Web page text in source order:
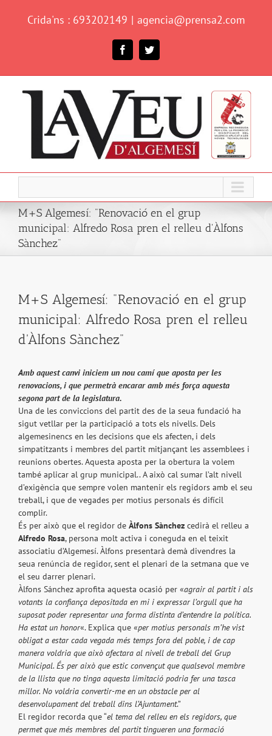
Crida'ns : 693202149 | agencia@prensa2.com
FacebookTwitter
M+S Algemesí: "Renovació en el grup
municipal: Alfredo Rosa pren el relleu d'Àlfons
Sànchez"
M+S Algemesí: "Renovació en el grup
municipal: Alfredo Rosa pren el relleu
d'Àlfons Sànchez"
Amb aquest canvi iniciem un nou camí que aposta per les
renovacions, i que permetrà encarar amb més força aquesta
segona part de la legislatura.
Una de les conviccions del partit des de la seua fundació ha
sigut vetllar per la participació a tots els nivells. Dels
algemesinencs en les decisions que els afecten, i dels
simpatitzants i membres del partit mitjançant les assemblees i
reunions obertes. Aquesta aposta per la obertura la volem
també aplicar al grup municipal.. A això cal sumar l’alt nivell
d’exigència que sempre volen mantenir els regidors amb el seu
treball, i que de vegades per motius personals és difícil
complir.
És per això que el regidor de Àlfons Sànchez cedirà el relleu a
Alfredo Rosa, persona molt activa i coneguda en el teixit
associatiu d’Algemesí. Àlfons presentarà demà divendres la
seua renúncia de regidor, sent el plenari de la setmana que ve
el seu darrer plenari.
Àlfons Sánchez aprofita aquesta ocasió per «agrair al partit i als
votants la confiança depositada en mi i expressar l’orgull que ha
suposat poder representar una forma distinta d’entendre la política.
Ha estat un honor«. Explica que «per motius personals m’he vist
obligat a estar cada vegada més temps fora del poble, i de cap
manera voldria que això afectara al nivell de treball del Grup
Municipal. És per això que estic convençut que qualsevol membre
de la llista que no tinga aquesta limitació podria fer una tasca
millor. No voldria convertir-me en un obstacle per al
desenvolupament del treball dins l’Ajuntament.”
El regidor recorda que “el tema del relleu en els regidors, que
permet que més membres del partit tingueren una formació